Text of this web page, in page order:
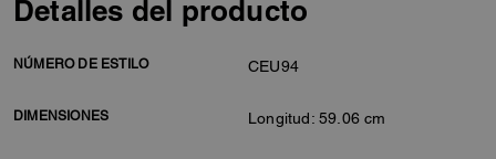
Detalles del producto
NÚMERO DE ESTILO CEU94
DIMENSIONES Longitud: 59.06 cm